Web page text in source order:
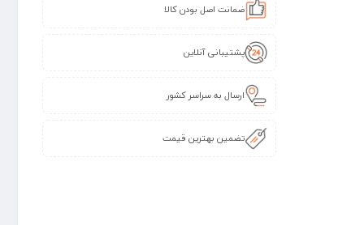
ضمانت اصل بودن کالا
پشتیبانی آنلاین
ارسال به سراسر کشور
تضمین بهترین قیمت